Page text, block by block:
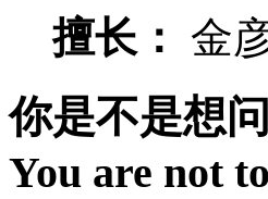
擅长：
金
你是不是想问
You are not